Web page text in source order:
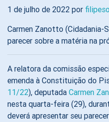
1 de julho de 2022 por
Carmen Zanotto (Cidadania-
parecer sobre a matéria na
A relatora da comissão
emenda à Constituição do
11/22), deputada Carmen
nesta quarta-feira (29),
deverá apresentar seu